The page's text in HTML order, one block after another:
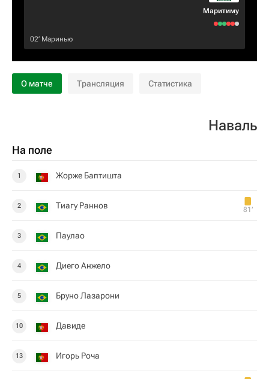
Маритиму
02‎’‎ Маринью
О матче Трансляция Статистика
Наваль
На поле
1 Жорже Баптишта
2 Тиагу Раннов 81‎’‎
3 Паулао
4 Диего Анжело
5 Бруно Лазарони
10 Давиде
13 Игорь Роча